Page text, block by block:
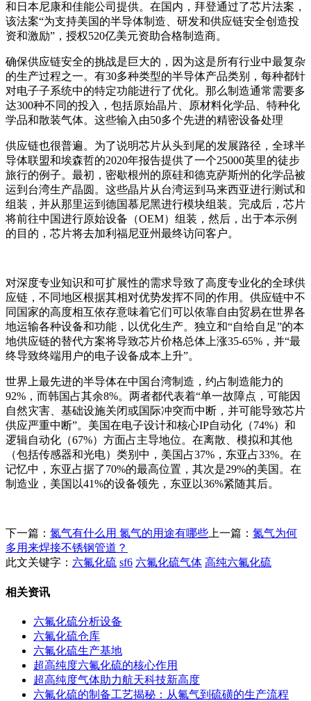
和日本尼康和佳能公司提供。在国内，拜登通过了芯片法案，
该法案“为支持美国的半导体制造、研发和供应链安全创造投
资和激励”，授权520亿美元资助合格制造商。
确保供应链安全的挑战是巨大的，因为这是所有行业中最复杂
的生产过程之一。有30多种类型的半导体产品类别，每种都针
对电子子系统中的特定功能进行了优化。那么制造通常需要多
达300种不同的投入，包括原始晶片、原材料化学品、特种化
学品和散装气体。这些输入由50多个先进的精密设备处理
供应链也很普遍。为了说明芯片从头到尾的发展路径，全球半
导体联盟和埃森哲的2020年报告提供了一个25000英里的徒步
旅行的例子。最初，密歇根州的原硅和德克萨斯州的化学品被
运到台湾生产晶圆。这些晶片从台湾运到马来西亚进行测试和
组装，并从那里运到德国慕尼黑进行模块组装。完成后，芯片
将前往中国进行原始设备（OEM）组装，然后，出于本示例
的目的，芯片将去加利福尼亚州最终访问客户。
对深度专业知识和可扩展性的需求导致了高度专业化的全球供
应链，不同地区根据其相对优势发挥不同的作用。供应链中不
同国家的高度相互依存意味着它们可以依靠自由贸易在世界各
地运输各种设备和功能，以优化生产。独立和“自给自足”的本
地供应链的替代方案将导致芯片价格总体上涨35-65%，并“最
终导致终端用户的电子设备成本上升”。
世界上最先进的半导体在中国台湾制造，约占制造能力的
92%，而韩国占其余8%。两者都代表着“单一故障点，可能因
自然灾害、基础设施关闭或国际冲突而中断，并可能导致芯片
供应严重中断”。美国在电子设计和核心IP自动化（74%）和
逻辑自动化（67%）方面占主导地位。在离散、模拟和其他
（包括传感器和光电）类别中，美国占37%，东亚占33%。在
记忆中，东亚占据了70%的最高位置，其次是29%的美国。在
制造业，美国以41%的设备领先，东亚以36%紧随其后。
下一篇： 氮气有什么用 氮气的用途有哪些 上一篇： 氮气为何
多用来焊接不锈钢管道？
此文关键字： 六氟化硫 sf6 六氟化硫气体 高纯六氟化硫
相关资讯
六氟化硫分析设备
六氟化硫仓库
六氟化硫生产基地
超高纯度六氟化硫的核心作用
超高纯度气体助力航天科技新高度
六氟化硫的制备工艺揭秘：从氟气到硫磺的生产流程